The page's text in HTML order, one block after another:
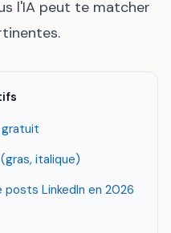
l'IA peut te matcher
gratuit
italique)
LinkedIn en 2026